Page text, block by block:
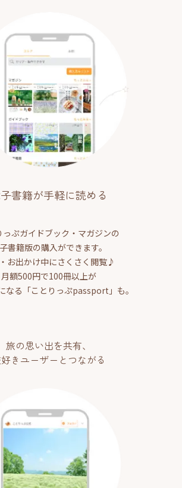
書籍が手軽に読める
っぷガイドブック・マガジンの
書籍版の購入ができます。
お出かけ中にさくさく閲覧♪
月額500円で100冊以上が
なる「ことりっぷpassport」も。
旅の思い出を共有、
きユーザーとつながる